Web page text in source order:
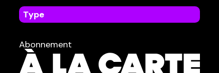
Type
Abonnement